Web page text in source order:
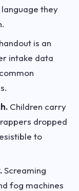
they
is an
intake data
Children carry
dropped
to
Screaming
fog machines